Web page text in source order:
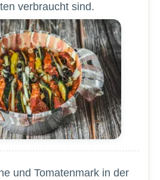
verbraucht sind.
und Tomatenmark in der